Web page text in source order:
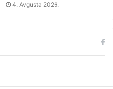
4. Avgusta 2026.